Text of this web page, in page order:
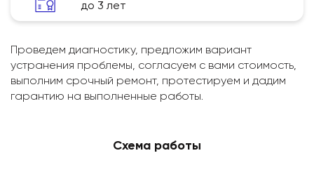
до 3 лет
Проведем диагностику, предложим вариант
устранения проблемы, согласуем с вами стоимость,
выполним срочный ремонт, протестируем и дадим
гарантию на выполненные работы.
Схема работы